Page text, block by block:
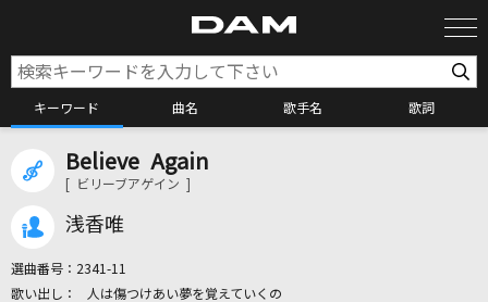
キーワード 曲名 歌手名 歌詞
カラオケ検索
Believe Again
[ ビリーブアゲイン ]
浅香唯
選曲番号： 2341-11
人は傷つけあい夢を覚えていくの